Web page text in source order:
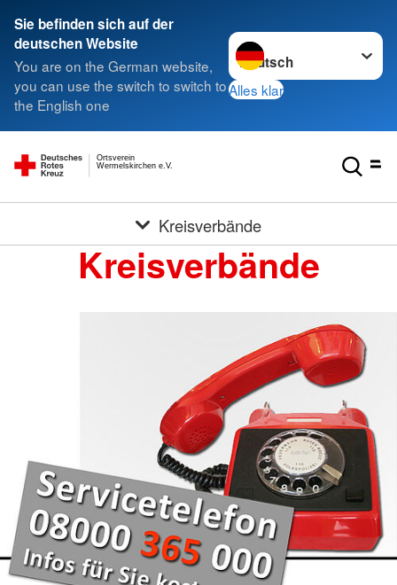
Sie befinden sich auf der
deutschen Website
You are on the German website,
you can use the switch to switch to
the English one
Sprache wechseln zu
Alles klar
Wermelskirchen e.V.
Ortsverein
Kreisverbände
Kreisverbände